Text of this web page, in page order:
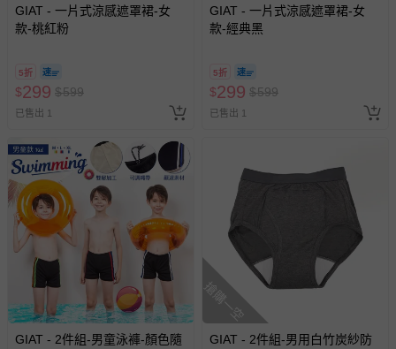
GIAT - 一片式涼感遮罩裙-女
款-桃紅粉
5折
$299 $599
已售出 1
GIAT - 一片式涼感遮罩裙-女
款-經典黑
5折
$299 $599
已售出 1
GIAT - 2件組-男童泳褲-顏色隨
搶購一空
GIAT - 2件組-男用白竹炭紗防